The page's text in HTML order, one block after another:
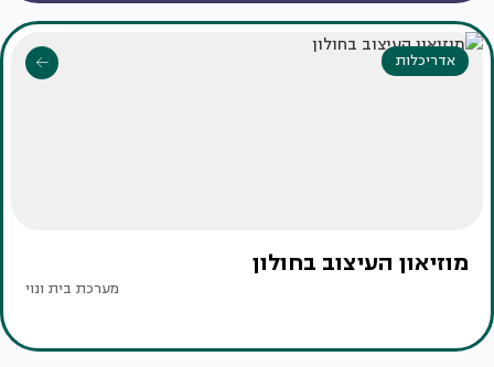
אדריכלות
מוזיאון העיצוב בחולון
מערכת בית ונוי